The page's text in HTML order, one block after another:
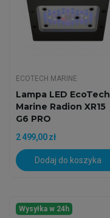
ECOTECH MARINE
Lampa LED EcoTech
Marine Radion XR15
G6 PRO
2 499,00 zł
Dodaj do koszyka
Wysyłka w 24h